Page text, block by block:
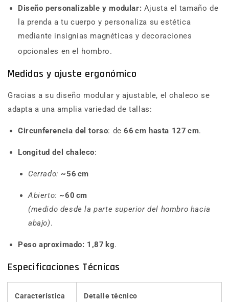
Diseño personalizable y modular: Ajusta el tamaño de
la prenda a tu cuerpo y personaliza su estética
mediante insignias magnéticas y decoraciones
opcionales en el hombro.
Medidas y ajuste ergonómico
Gracias a su diseño modular y ajustable, el chaleco se
adapta a una amplia variedad de tallas:
Circunferencia del torso: de66 cm hasta 127 cm.
Longitud del chaleco:
Cerrado: ~56 cm
Abierto: ~60 cm
(medido desde la parte superior del hombro hacia
abajo).
Peso aproximado: 1,87 kg.
Especificaciones Técnicas
Característica Detalle técnico